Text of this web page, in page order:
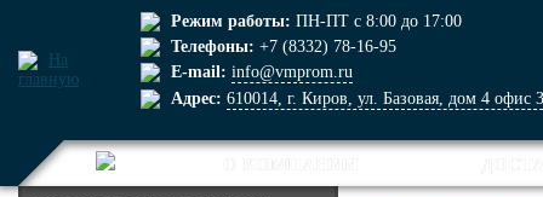
Режим работы: ПН-ПТ с 8:00 до 17:00
Телефоны: +7 (8332) 78-16-95
E-mail: info@vmprom.ru
Адрес: 610014, г. Киров, ул. Базовая, дом 4 офис